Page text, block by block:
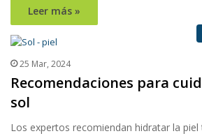
Leer más »
25 Mar, 2024
Recomendaciones para
sol
Los expertos recomiendan hidratar la